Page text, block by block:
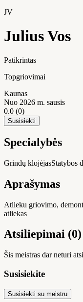
JV
Julius Vos
Patikrintas
Topgriovimai
Kaunas
Nuo 2026 m. sausis
0.0 (0)
Susisiekti
Specialybės
Grindų klojėjasStatybos
Aprašymas
Atlieku griovimo,
atliekas
Atsiliepimai (0)
Šis meistras dar neturi
Susisiekite
Susisiekti su meistru